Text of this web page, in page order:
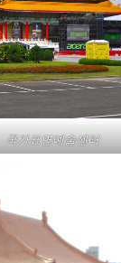
국가표연예술센터